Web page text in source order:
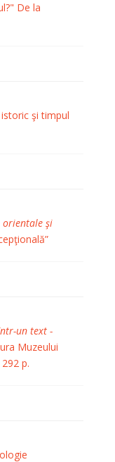
De la
şi timpul
orientale şi
un text -
Muzeului
p.